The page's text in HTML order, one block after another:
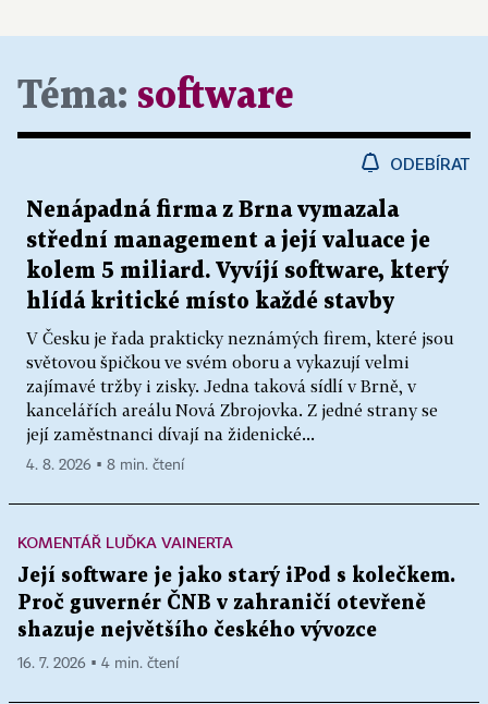
Téma: software
ODEBÍRAT
Nenápadná firma z Brna vymazala
střední management a její valuace je
kolem 5 miliard. Vyvíjí software, který
hlídá kritické místo každé stavby
V Česku je řada prakticky neznámých firem, které jsou
světovou špičkou ve svém oboru a vykazují velmi
zajímavé tržby i zisky. Jedna taková sídlí v Brně, v
kancelářích areálu Nová Zbrojovka. Z jedné strany se
její zaměstnanci dívají na židenické...
4. 8. 2026 ▪ 8 min. čtení
KOMENTÁŘ LUĎKA VAINERTA
Její software je jako starý iPod s kolečkem.
Proč guvernér ČNB v zahraničí otevřeně
shazuje největšího českého vývozce
16. 7. 2026 ▪ 4 min. čtení